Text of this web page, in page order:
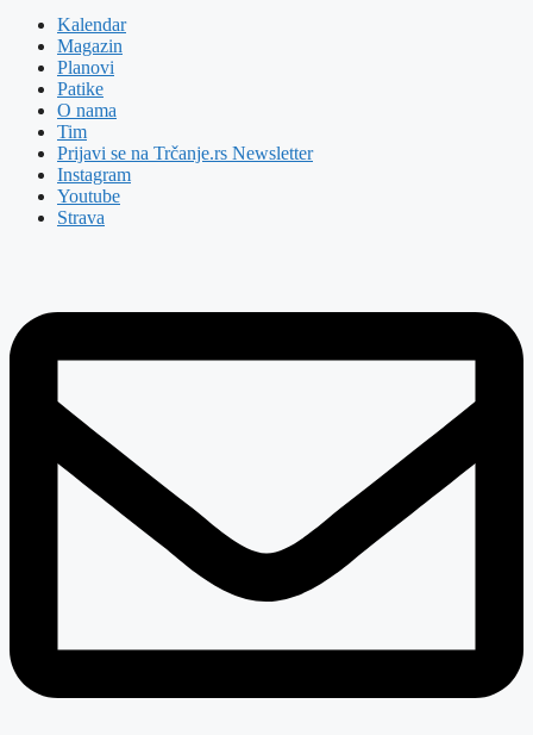
Kalendar
Magazin
Planovi
Patike
O nama
Tim
Prijavi se na Trčanje.rs Newsletter
Instagram
Youtube
Strava